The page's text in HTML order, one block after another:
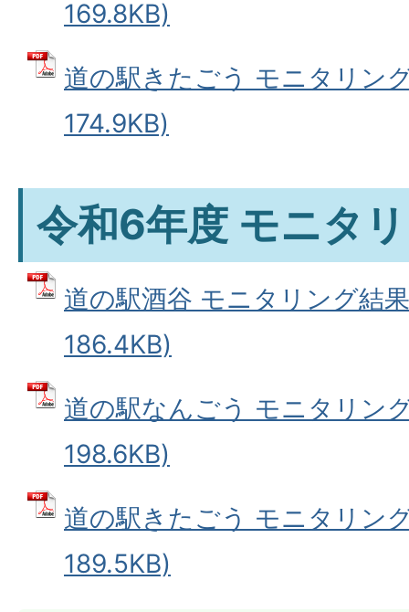
169.8KB)
道の駅きたごう モニタリン
174.9KB)
令和6年度 モニタ
道の駅酒谷 モニタリング結
186.4KB)
道の駅なんごう モニタリン
198.6KB)
道の駅きたごう モニタリン
189.5KB)